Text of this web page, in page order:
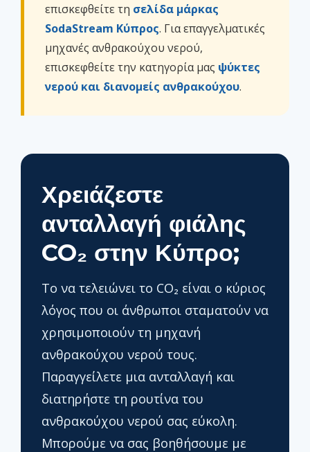
επισκεφθείτε τη σελίδα μάρκας
SodaStream Κύπρος. Για επαγγελματικές
μηχανές ανθρακούχου νερού,
επισκεφθείτε την κατηγορία μας ψύκτες
νερού και διανομείς ανθρακούχου.
Χρειάζεστε
ανταλλαγή φιάλης
CO₂ στην Κύπρο;
Το να τελειώνει το CO₂ είναι ο κύριος
λόγος που οι άνθρωποι σταματούν να
χρησιμοποιούν τη μηχανή
ανθρακούχου νερού τους.
Παραγγείλετε μια ανταλλαγή και
διατηρήστε τη ρουτίνα του
ανθρακούχου νερού σας εύκολη.
Μπορούμε να σας βοηθήσουμε με